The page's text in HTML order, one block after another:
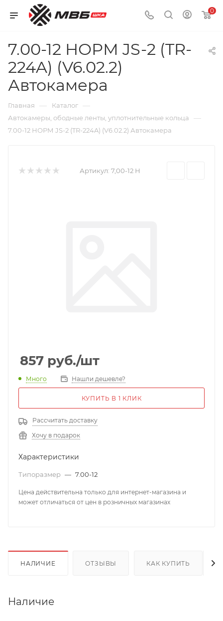
0
7.00-12 НОРМ JS-2 (TR-
224A) (V6.02.2)
Автокамера
Главная — Каталог —
Автокамеры, ободные ленты, уплотнительные кольца —
7.00-12 НОРМ JS-2 (TR-224A) (V6.02.2) Автокамера
Артикул: 7,00-12 Н
857 руб./шт
Много Нашли дешевле?
КУПИТЬ В 1 КЛИК
Рассчитать доставку
Хочу в подарок
Характеристики
Типоразмер — 7.00-12
Цена действительна только для интернет-магазина и
может отличаться от цен в розничных магазинах
НАЛИЧИЕ ОТЗЫВЫ КАК КУПИТЬ
Наличие